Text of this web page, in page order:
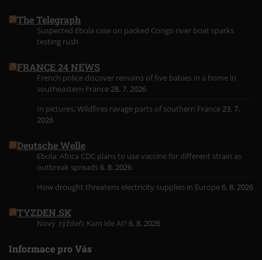
The Telegraph
Suspected Ebola case on packed Congo river boat sparks
testing rush
FRANCE 24 NEWS
French police discover remains of five babies in a home in
southeastern France28. 7. 2026
In pictures: Wildfires ravage parts of southern France23. 7.
2026
Deutsche Welle
Ebola: Africa CDC plans to use vaccine for different strain as
outbreak spreads 6. 8. 2026
How drought threatens electricity supplies in Europe 6. 8. 2026
TYZDEN.SK
Nový .týždeň: Kam ide AI? 6. 8. 2026
Informace pro Vás